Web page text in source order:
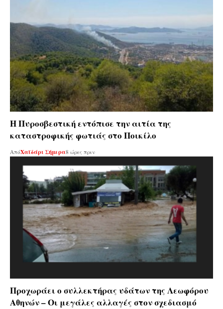
Η Πυροσβεστική εντόπισε την αιτία της
καταστροφικής φωτιάς στο Ποικίλο
ΑπόΧαϊδάρι Σήμερα8 ώρες πριν
Προχωράει ο συλλεκτήρας υδάτων της Λεωφόρου
Αθηνών – Οι μεγάλες αλλαγές στον σχεδιασμό